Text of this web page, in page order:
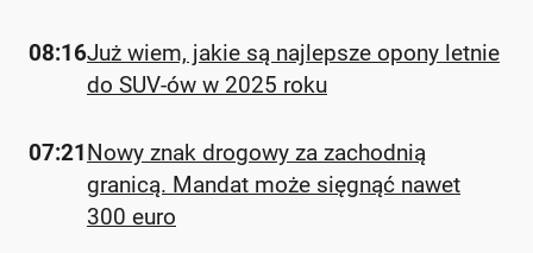
08:16Już wiem, jakie są najlepsze opony letnie
do SUV-ów w 2025 roku
07:21Nowy znak drogowy za zachodnią
granicą. Mandat może sięgnąć nawet
300 euro